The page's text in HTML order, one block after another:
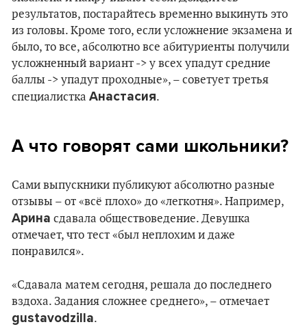
результатов, постарайтесь временно выкинуть это
из головы. Кроме того, если усложнение экзамена и
было, то все, абсолютно все абитуриенты получили
усложненный вариант -> у всех упадут средние
баллы -> упадут проходные», – советует третья
специалистка Анастасия.
А что говорят сами школьники?
Сами выпускники публикуют абсолютно разные
отзывы – от «всё плохо» до «легкотня». Например,
Арина сдавала обществоведение. Девушка
отмечает, что тест «был неплохим и даже
понравился».
«Сдавала матем сегодня, решала до последнего
вздоха. Задания сложнее среднего», – отмечает
gustavodzilla.